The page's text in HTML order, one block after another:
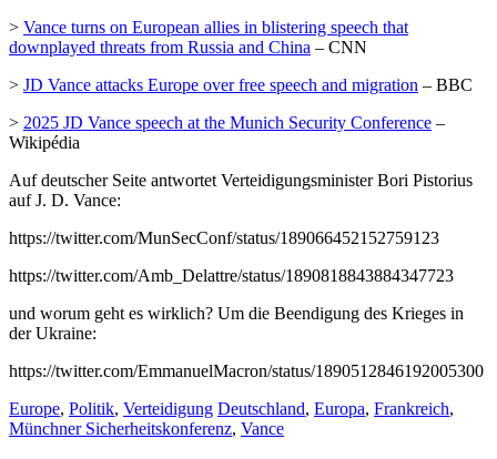
> Vance turns on European allies in blistering speech that
downplayed threats from Russia and China – CNN
> JD Vance attacks Europe over free speech and migration – BBC
> 2025 JD Vance speech at the Munich Security Conference –
Wikipédia
Auf deutscher Seite antwortet Verteidigungsminister Bori Pistorius
auf J. D. Vance:
https://twitter.com/MunSecConf/status/189066452152759123
https://twitter.com/Amb_Delattre/status/1890818843884347723
und worum geht es wirklich? Um die Beendigung des Krieges in
der Ukraine:
https://twitter.com/EmmanuelMacron/status/1890512846192005300
Europe, Politik, Verteidigung Deutschland, Europa, Frankreich,
Münchner Sicherheitskonferenz, Vance